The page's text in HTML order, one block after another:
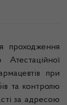
проходження
при
та контролю
за адресою